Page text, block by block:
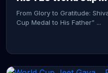
From Glory to Gratitude:
Cup Medal to His Father” ...